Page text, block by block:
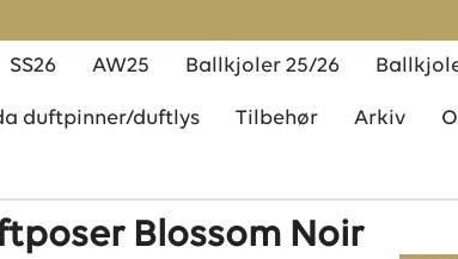
SS26 AW25 Ballkjoler 25/26
duftpinner/duftlys Tilbehør Arkiv
Blossom Noir